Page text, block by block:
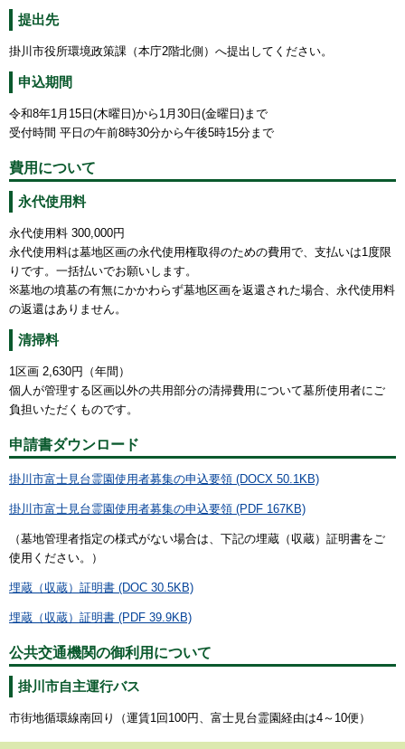
提出先
掛川市役所環境政策課（本庁2階北側）へ提出してください。
申込期間
令和8年1月15日(木曜日)から1月30日(金曜日)まで
受付時間 平日の午前8時30分から午後5時15分まで
費用について
永代使用料
永代使用料 300,000円
永代使用料は墓地区画の永代使用権取得のための費用で、支払いは1度限
りです。一括払いでお願いします。
※墓地の墳墓の有無にかかわらず墓地区画を返還された場合、永代使用料
の返還はありません。
清掃料
1区画 2,630円（年間）
個人が管理する区画以外の共用部分の清掃費用について墓所使用者にご
負担いただくものです。
申請書ダウンロード
掛川市富士見台霊園使用者募集の申込要領 (DOCX 50.1KB)
掛川市富士見台霊園使用者募集の申込要領 (PDF 167KB)
（墓地管理者指定の様式がない場合は、下記の埋蔵（収蔵）証明書をご
使用ください。）
埋蔵（収蔵）証明書 (DOC 30.5KB)
埋蔵（収蔵）証明書 (PDF 39.9KB)
公共交通機関の御利用について
掛川市自主運行バス
市街地循環線南回り（運賃1回100円、富士見台霊園経由は4～10便）